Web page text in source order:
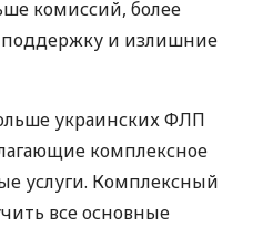
комиссий, более
и излишние
украинских ФЛП
комплексное
услуги. Комплексный
все основные